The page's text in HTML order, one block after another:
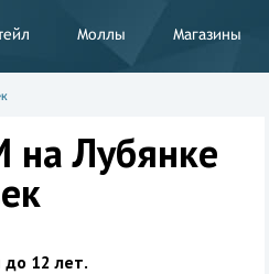
Моллы Магазины
на Лубянке
12 лет.